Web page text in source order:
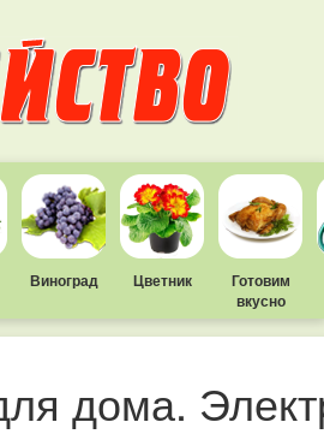
Виноград Цветник
Готовим
вкусно
дома.